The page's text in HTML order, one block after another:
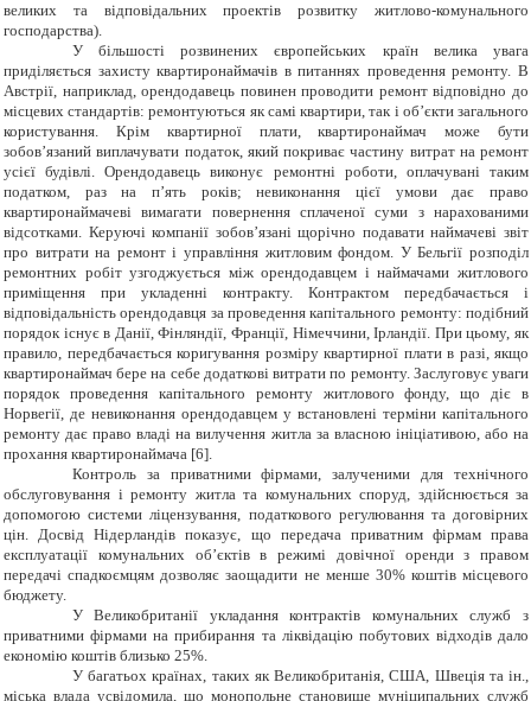
великих та відповідальних проектів розвитку житлово-комунального
господарства).
У більшості розвинених європейських країн велика увага
приділяється захисту квартиронаймачів в питаннях проведення ремонту. В
Австрії, наприклад, орендодавець повинен проводити ремонт відповідно до
місцевих стандартів: ремонтуються як самі квартири, так і об’єкти загального
користування. Крім квартирної плати, квартиронаймач може бути
зобов’язаний виплачувати податок, який покриває частину витрат на ремонт
усієї будівлі. Орендодавець виконує ремонтні роботи, оплачувані таким
податком, раз на п’ять років; невиконання цієї умови дає право
квартиронаймачеві вимагати повернення сплаченої суми з нарахованими
відсотками. Керуючі компанії зобов’язані щорічно подавати наймачеві звіт
про витрати на ремонт і управління житловим фондом. У Бельгії розподіл
ремонтних робіт узгоджується між орендодавцем і наймачами житлового
приміщення при укладенні контракту. Контрактом передбачається і
відповідальність орендодавця за проведення капітального ремонту: подібний
порядок існує в Данії, Фінляндії, Франції, Німеччини, Ірландії. При цьому, як
правило, передбачається коригування розміру квартирної плати в разі, якщо
квартиронаймач бере на себе додаткові витрати по ремонту. Заслуговує уваги
порядок проведення капітального ремонту житлового фонду, що діє в
Норвегії, де невиконання орендодавцем у встановлені терміни капітального
ремонту дає право владі на вилучення житла за власною ініціативою, або на
прохання квартиронаймача [6].
Контроль за приватними фірмами, залученими для технічного
обслуговування і ремонту житла та комунальних споруд, здійснюється за
допомогою системи ліцензування, податкового регулювання та договірних
цін. Досвід Нідерландів показує, що передача приватним фірмам права
експлуатації комунальних об’єктів в режимі довічної оренди з правом
передачі спадкоємцям дозволяє заощадити не менше 30% коштів місцевого
бюджету.
У Великобританії укладання контрактів комунальних служб з
приватними фірмами на прибирання та ліквідацію побутових відходів дало
економію коштів близько 25%.
У багатьох країнах, таких як Великобританія, США, Швеція та ін.,
міська влада усвідомила, що монопольне становище муніципальних служб